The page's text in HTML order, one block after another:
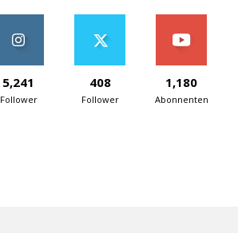
5,241
Follower
408
Follower
1,180
Abonnenten